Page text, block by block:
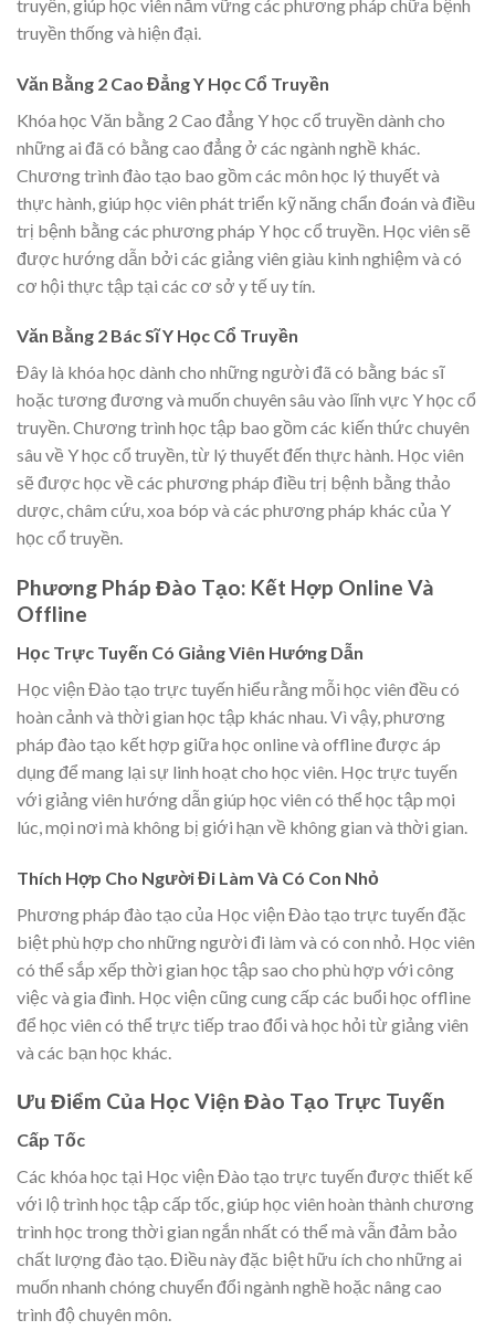
truyền, giúp học viên nắm vững các phương pháp chữa bệnh
truyền thống và hiện đại.
Văn Bằng 2 Cao Đẳng Y Học Cổ Truyền
Khóa học Văn bằng 2 Cao đẳng Y học cổ truyền dành cho
những ai đã có bằng cao đẳng ở các ngành nghề khác.
Chương trình đào tạo bao gồm các môn học lý thuyết và
thực hành, giúp học viên phát triển kỹ năng chẩn đoán và điều
trị bệnh bằng các phương pháp Y học cổ truyền. Học viên sẽ
được hướng dẫn bởi các giảng viên giàu kinh nghiệm và có
cơ hội thực tập tại các cơ sở y tế uy tín.
Văn Bằng 2 Bác Sĩ Y Học Cổ Truyền
Đây là khóa học dành cho những người đã có bằng bác sĩ
hoặc tương đương và muốn chuyên sâu vào lĩnh vực Y học cổ
truyền. Chương trình học tập bao gồm các kiến thức chuyên
sâu về Y học cổ truyền, từ lý thuyết đến thực hành. Học viên
sẽ được học về các phương pháp điều trị bệnh bằng thảo
dược, châm cứu, xoa bóp và các phương pháp khác của Y
học cổ truyền.
Phương Pháp Đào Tạo: Kết Hợp Online Và
Offline
Học Trực Tuyến Có Giảng Viên Hướng Dẫn
Học viện Đào tạo trực tuyến hiểu rằng mỗi học viên đều có
hoàn cảnh và thời gian học tập khác nhau. Vì vậy, phương
pháp đào tạo kết hợp giữa học online và offline được áp
dụng để mang lại sự linh hoạt cho học viên. Học trực tuyến
với giảng viên hướng dẫn giúp học viên có thể học tập mọi
lúc, mọi nơi mà không bị giới hạn về không gian và thời gian.
Thích Hợp Cho Người Đi Làm Và Có Con Nhỏ
Phương pháp đào tạo của Học viện Đào tạo trực tuyến đặc
biệt phù hợp cho những người đi làm và có con nhỏ. Học viên
có thể sắp xếp thời gian học tập sao cho phù hợp với công
việc và gia đình. Học viện cũng cung cấp các buổi học offline
để học viên có thể trực tiếp trao đổi và học hỏi từ giảng viên
và các bạn học khác.
Ưu Điểm Của Học Viện Đào Tạo Trực Tuyến
Cấp Tốc
Các khóa học tại Học viện Đào tạo trực tuyến được thiết kế
với lộ trình học tập cấp tốc, giúp học viên hoàn thành chương
trình học trong thời gian ngắn nhất có thể mà vẫn đảm bảo
chất lượng đào tạo. Điều này đặc biệt hữu ích cho những ai
muốn nhanh chóng chuyển đổi ngành nghề hoặc nâng cao
trình độ chuyên môn.